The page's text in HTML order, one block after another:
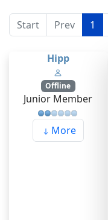
Start Prev 1
Hipp
Offline
Junior Member
More